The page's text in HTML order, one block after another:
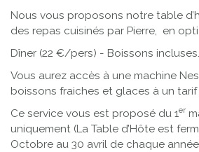
Nous vous proposons notre table
des repas cuisinés par Pierre, en
Dîner (22 €/pers) - Boissons incluses.
Vous aurez accès à une machine
boissons fraiches et glaces à un
Ce service vous est proposé du 1er
uniquement (La Table d’Hôte est
Octobre au 30 avril de chaque